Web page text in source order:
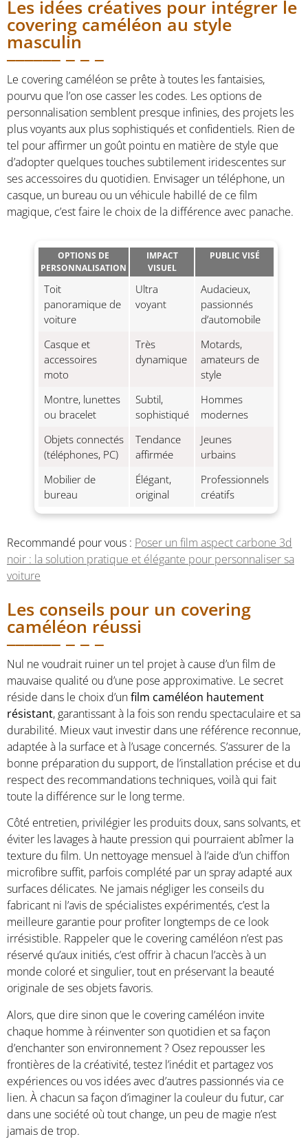
Les idées créatives pour intégrer le
covering caméléon au style
masculin
Le covering caméléon se prête à toutes les fantaisies,
pourvu que l’on ose casser les codes. Les options de
personnalisation semblent presque infinies, des projets les
plus voyants aux plus sophistiqués et confidentiels. Rien de
tel pour affirmer un goût pointu en matière de style que
d’adopter quelques touches subtilement iridescentes sur
ses accessoires du quotidien. Envisager un téléphone, un
casque, un bureau ou un véhicule habillé de ce film
magique, c’est faire le choix de la différence avec panache.
OPTIONS DE
PERSONNALISATION
IMPACT
VISUEL
PUBLIC VISÉ
Toit
panoramique de
voiture
Ultra
voyant
Audacieux,
passionnés
d’automobile
Casque et
accessoires
moto
Très
dynamique
Motards,
amateurs de
style
Montre, lunettes
ou bracelet
Subtil,
sophistiqué
Hommes
modernes
Objets connectés
(téléphones, PC)
Tendance
affirmée
Jeunes
urbains
Mobilier de
bureau
Élégant,
original
Professionnels
créatifs
Recommandé pour vous : Poser un film aspect carbone 3d
noir : la solution pratique et élégante pour personnaliser sa
voiture
Les conseils pour un covering
caméléon réussi
Nul ne voudrait ruiner un tel projet à cause d’un film de
mauvaise qualité ou d’une pose approximative. Le secret
réside dans le choix d’unfilm caméléon hautement
résistant, garantissant à la fois son rendu spectaculaire et sa
durabilité. Mieux vaut investir dans une référence reconnue,
adaptée à la surface et à l’usage concernés. S’assurer de la
bonne préparation du support, de l’installation précise et du
respect des recommandations techniques, voilà qui fait
toute la différence sur le long terme.
Côté entretien, privilégier les produits doux, sans solvants, et
éviter les lavages à haute pression qui pourraient abîmer la
texture du film. Un nettoyage mensuel à l’aide d’un chiffon
microfibre suffit, parfois complété par un spray adapté aux
surfaces délicates. Ne jamais négliger les conseils du
fabricant ni l’avis de spécialistes expérimentés, c’est la
meilleure garantie pour profiter longtemps de ce look
irrésistible. Rappeler que le covering caméléon n’est pas
réservé qu’aux initiés, c’est offrir à chacun l’accès à un
monde coloré et singulier, tout en préservant la beauté
originale de ses objets favoris.
Alors, que dire sinon que le covering caméléon invite
chaque homme à réinventer son quotidien et sa façon
d’enchanter son environnement ? Osez repousser les
frontières de la créativité, testez l’inédit et partagez vos
expériences ou vos idées avec d’autres passionnés via ce
lien. À chacun sa façon d’imaginer la couleur du futur, car
dans une société où tout change, un peu de magie n’est
jamais de trop.